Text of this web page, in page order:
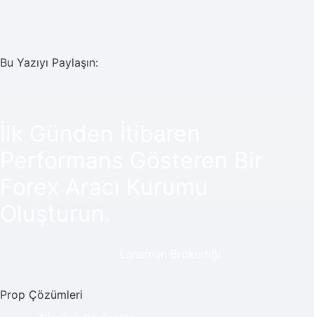
Bu Yazıyı Paylaşın:
Prop Çözümleri